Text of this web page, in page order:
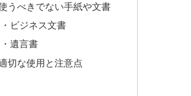
うべきでない手紙や文書
・ビジネス文書
・遺言書
切な使用と注意点